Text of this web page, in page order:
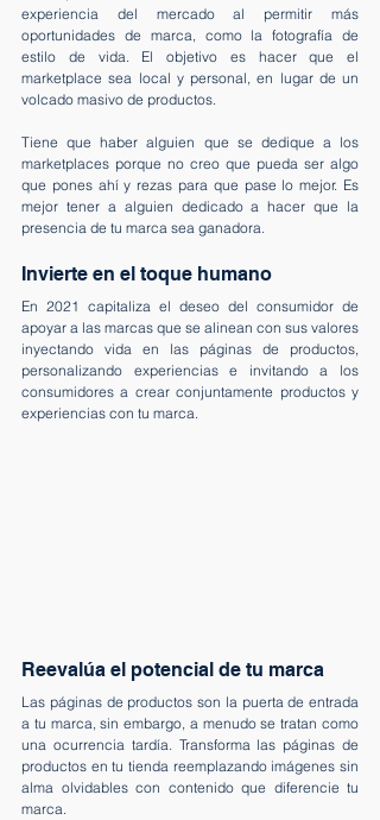
experiencia del mercado al permitir más
oportunidades de marca, como la fotografía de
estilo de vida. El objetivo es hacer que el
marketplace sea local y personal, en lugar de un
volcado masivo de productos.
Tiene que haber alguien que se dedique a los
marketplaces porque no creo que pueda ser algo
que pones ahí y rezas para que pase lo mejor. Es
mejor tener a alguien dedicado a hacer que la
presencia de tu marca sea ganadora.
Invierte en el toque humano
En 2021 capitaliza el deseo del consumidor de
apoyar a las marcas que se alinean con sus valores
inyectando vida en las páginas de productos,
personalizando experiencias e invitando a los
consumidores a crear conjuntamente productos y
experiencias con tu marca.
Reevalúa el potencial de tu marca
Las páginas de productos son la puerta de entrada
a tu marca, sin embargo, a menudo se tratan como
una ocurrencia tardía. Transforma las páginas de
productos en tu tienda reemplazando imágenes sin
alma olvidables con contenido que diferencie tu
marca.